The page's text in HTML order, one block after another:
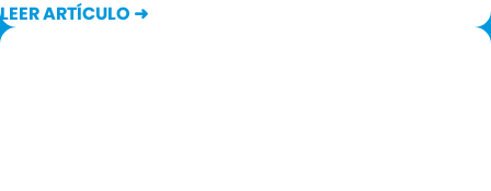
LEER ARTÍCULO ➜